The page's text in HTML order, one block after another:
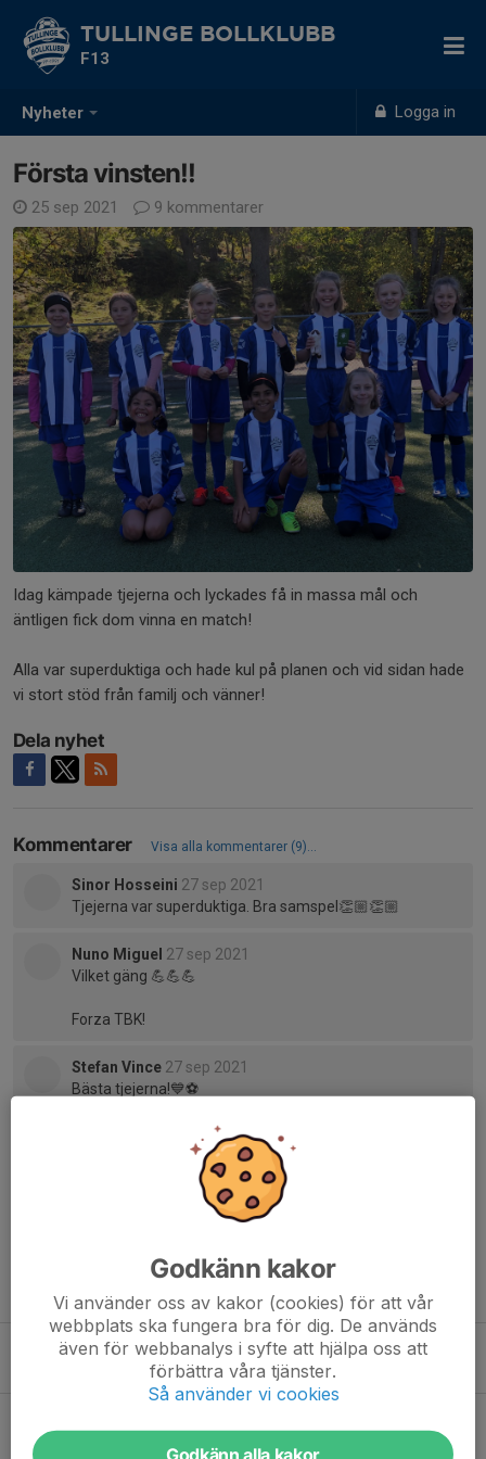
Nyheter Logga in
TULLINGE BOLLKLUBB
F13
Första vinsten!!
25 sep 2021 9 kommentarer
Idag kämpade tjejerna och lyckades få in massa mål och
äntligen fick dom vinna en match!
Alla var superduktiga och hade kul på planen och vid sidan hade
vi stort stöd från familj och vänner!
Dela nyhet
Kommentarer Visa alla kommentarer (9)...
Sinor Hosseini 27 sep 2021
Tjejerna var superduktiga. Bra samspel👏🏼👏🏼
Nuno Miguel 27 sep 2021
Vilket gäng 💪💪💪
Forza TBK!
Stefan Vince 27 sep 2021
Bästa tjejerna!💙⚽️
27 sep 2021
Tidigare nyheter
Gotland Sommar Cup 2026
18 jun, 22:41 0
Godkänn kakor
Vi använder oss av kakor (cookies) för att vår
webbplats ska fungera bra för dig. De används
även för webbanalys i syfte att hjälpa oss att
förbättra våra tjänster.
Så använder vi cookies
Godkänn alla kakor